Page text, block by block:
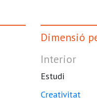
Dimensió
Interior
Estudi
Creativitat